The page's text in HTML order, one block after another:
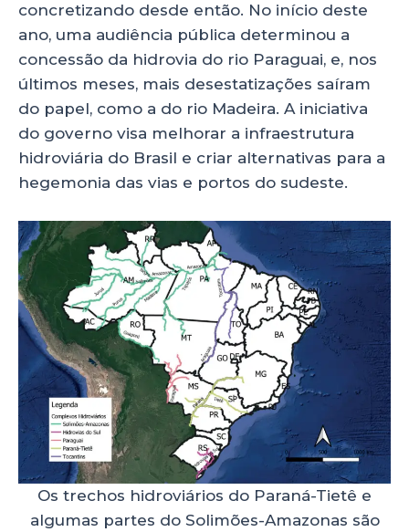
concretizando desde então. No início deste
ano, uma audiência pública determinou a
concessão da hidrovia do rio Paraguai, e, nos
últimos meses, mais desestatizações saíram
do papel, como a do rio Madeira. A iniciativa
do governo visa melhorar a infraestrutura
hidroviária do Brasil e criar alternativas para a
hegemonia das vias e portos do sudeste.
Os trechos hidroviários do Paraná-Tietê e
algumas partes do Solimões-Amazonas são